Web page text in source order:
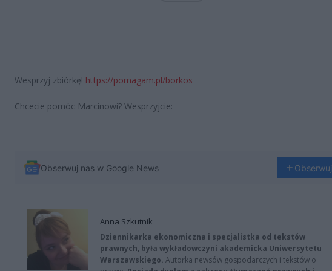
Wesprzyj zbiórkę! https://pomagam.pl/borkos
Chcecie pomóc Marcinowi? Wesprzyjcie:
Obserwuj nas w Google News Obserwuj
Anna Szkutnik
Dziennikarka ekonomiczna i specjalistka od tekstów
prawnych, była wykładowczyni akademicka Uniwersytetu
Warszawskiego. Autorka newsów gospodarczych i tekstów o